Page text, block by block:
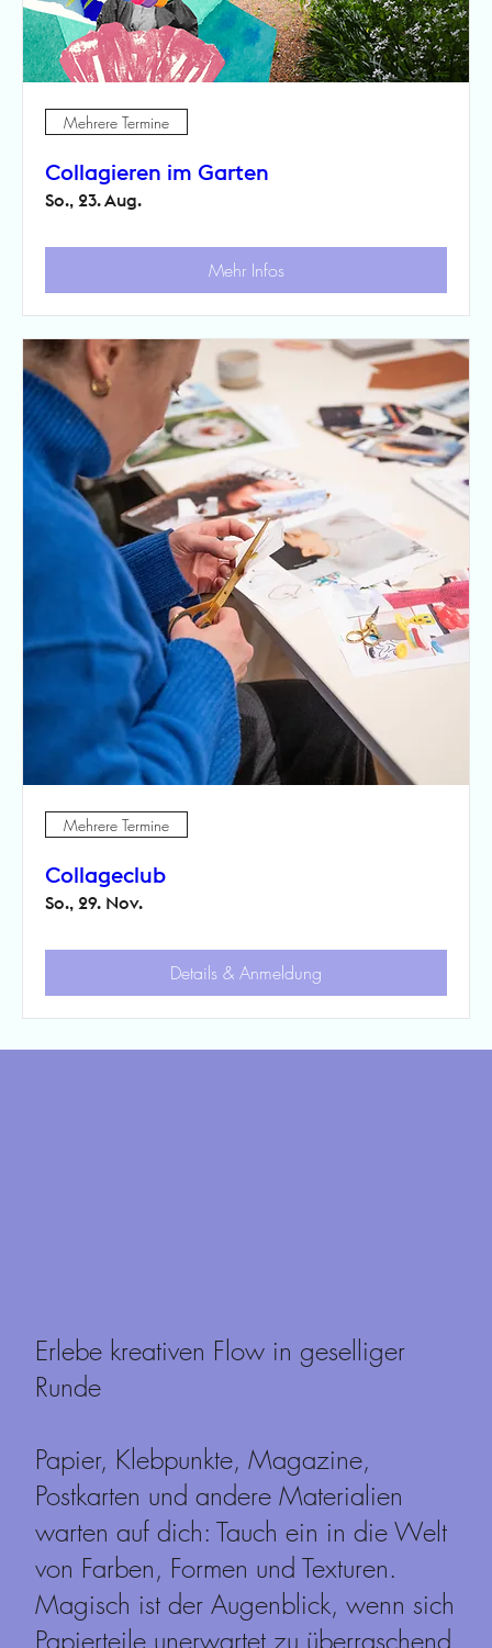
Mehrere Termine
Collagieren im Garten
So., 23. Aug.
Mehr Infos
Mehrere Termine
Collageclub
So., 29. Nov.
Details & Anmeldung
Erlebe kreativen Flow in geselliger
Runde
Papier, Klebpunkte, Magazine,
Postkarten und andere Materialien
warten auf dich: Tauch ein in die Welt
von Farben, Formen und Texturen.
Magisch ist der Augenblick, wenn sich
Papierteile unerwartet zu überraschend